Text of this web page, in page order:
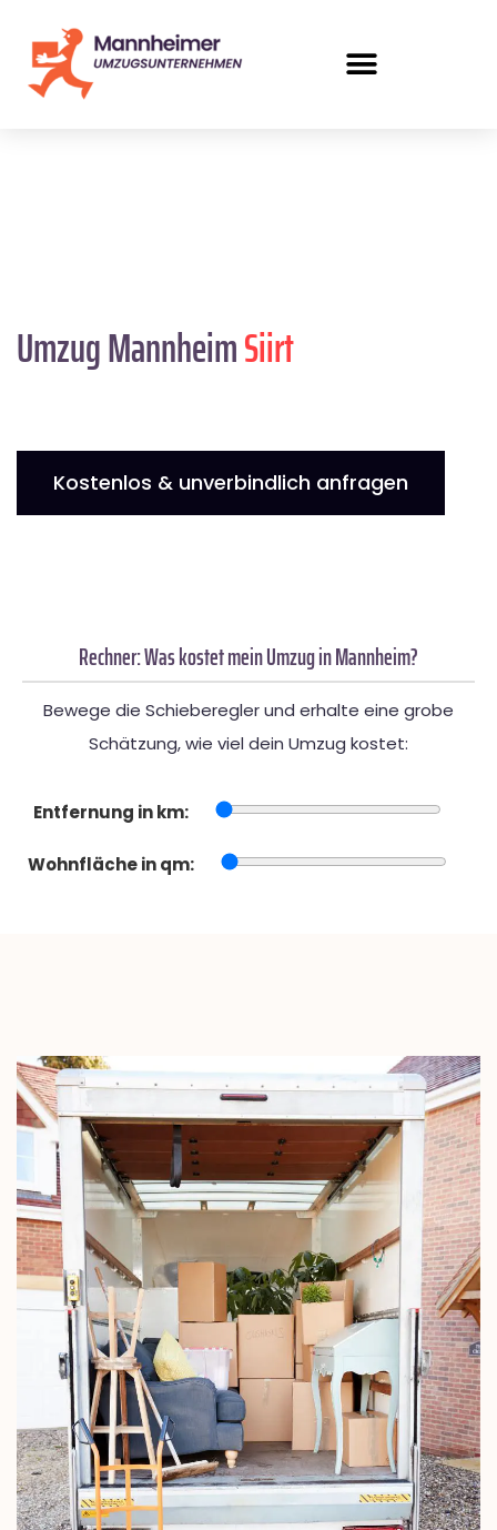
Umzug MannheimSiirt
Kostenlos & unverbindlich anfragen
Rechner: Was kostet mein Umzug in Mannheim?
Bewege die Schieberegler und erhalte eine grobe
Schätzung, wie viel dein Umzug kostet:
Entfernung in km:
Wohnfläche in qm: